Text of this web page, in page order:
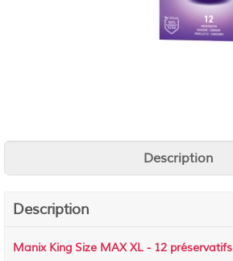
Description
Description
Manix King Size MAX XL - 12 préservatifs